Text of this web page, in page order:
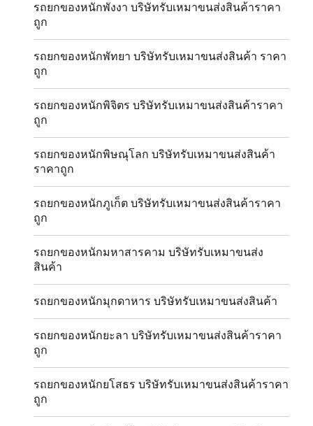
รถยกของหนักพังงา บริษัทรับเหมาขนส่งสินค้าราคา
ถูก
รถยกของหนักพัทยา บริษัทรับเหมาขนส่งสินค้า ราคา
ถูก
รถยกของหนักพิจิตร บริษัทรับเหมาขนส่งสินค้าราคา
ถูก
รถยกของหนักพิษณุโลก บริษัทรับเหมาขนส่งสินค้า
ราคาถูก
รถยกของหนักภูเก็ต บริษัทรับเหมาขนส่งสินค้าราคา
ถูก
รถยกของหนักมหาสารคาม บริษัทรับเหมาขนส่ง
สินค้า
รถยกของหนักมุกดาหาร บริษัทรับเหมาขนส่งสินค้า
รถยกของหนักยะลา บริษัทรับเหมาขนส่งสินค้าราคา
ถูก
รถยกของหนักยโสธร บริษัทรับเหมาขนส่งสินค้าราคา
ถูก